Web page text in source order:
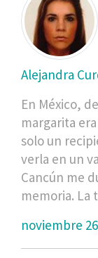
Alejandra
En México,
margarita
solo un
verla en un
Cancún me
memoria. La
noviembre